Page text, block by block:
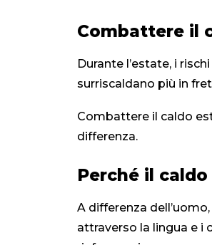
Combattere il
Durante l’estate, i
surriscaldano più in
Combattere il caldo
differenza.
Perché il
A differenza
attraverso la lingua e i